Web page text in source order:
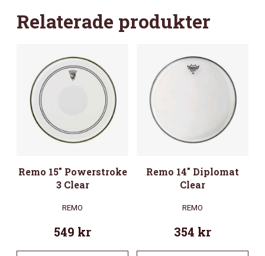
Relaterade produkter
Remo 15″ Powerstroke
3 Clear
REMO
549 kr
Remo 14″ Diplomat
Clear
REMO
354 kr